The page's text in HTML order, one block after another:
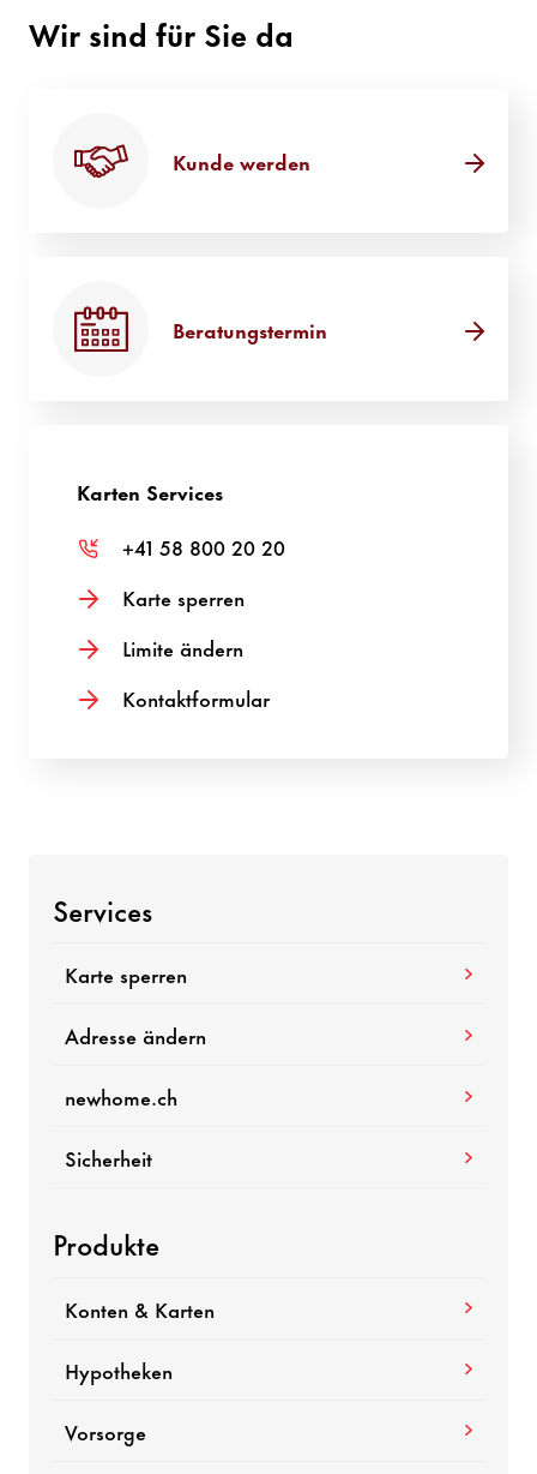
Wir sind für Sie da
Kunde werden
Beratungstermin
Karten Services
+41 58 800 20 20
Karte sperren
Limite ändern
Kontaktformular
Services
Karte sperren
Adresse ändern
newhome.ch
Sicherheit
Produkte
Konten & Karten
Hypotheken
Vorsorge